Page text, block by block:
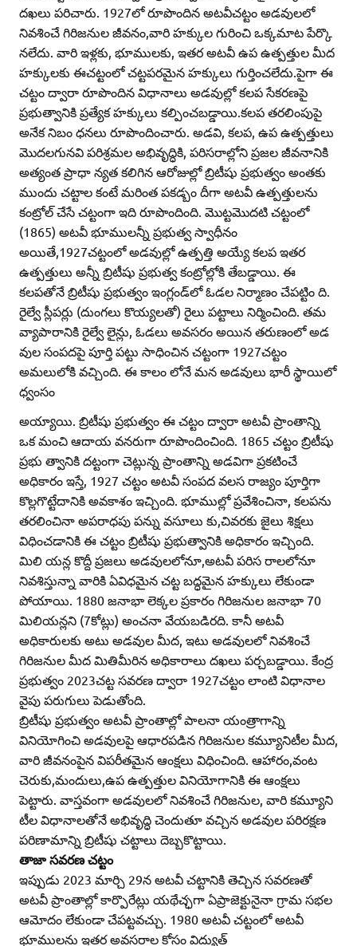
దఖలు పరిచారు. 1927లో రూపొందిన అటవీచట్టం అడవులలో
నివశించే గిరిజనుల జీవనం,వారి హక్కుల గురించి ఒక్కమాట పేర్కొ
నలేదు. వారి ఇళ్లకు, భూములకు, ఇతర అటవీ ఉప ఉత్పత్తుల మీద
హక్కులకు ఈచట్టంలో చట్టపరమైన హక్కులు గుర్తించలేదు.పైగా ఈ
చట్టం ద్వారా రూపొందిన విధానాలు అడవుల్లో కలప సేకరణపై
ప్రభుత్వానికి ప్రత్యేక హక్కులు కల్పించబడ్డాయి.కలప తరలింపుపై
అనేక నిబం ధనలు రూపొందించారు. అడవి, కలప, ఉప ఉత్పత్తులు
మొదలగునవి పరిశ్రమల అభివృద్ధికి, పరిసరాల్లోని ప్రజల జీవనానికి
అత్యంత ప్రాధా న్యత కలిగిన ఆరోజుల్లో బ్రిటీషు ప్రభుత్వం అంతకు
ముందు చట్టాల కంటే మరింత పకడ్బం దీగా అటవీ ఉత్పత్తులను
కంట్రోల్‌ చేసే చట్టంగా ఇది రూపొందింది. మొట్టమొదటి చట్టంలో
(1865) అటవీ భూములన్నీ ప్రభుత్వ స్వాధీనం
అయితే,1927చట్టంలో అడవుల్లో ఉత్పత్తి అయ్యే కలప ఇతర
ఉత్పత్తులు అన్నీ బ్రిటీషు ప్రభుత్వ కంట్రోల్లోకి తేబడ్డాయి. ఈ
కలపతోనే బ్రిటీషు ప్రభుత్వం ఇంగ్లండ్‌లో ఓడల నిర్మాణం చేపట్టిం ది.
రైల్వే స్లీపర్లు (దుంగలు కొయ్యలతో) రైలు పట్టాలు నిర్మించింది. తమ
వ్యాపారానికి రైల్వే లైన్లు, ఓడలు అవసరం అయిన తరుణంలో అడ
వుల సంపదపై పూర్తి పట్టు సాధించిన చట్టంగా 1927చట్టం
అమలులోకి వచ్చింది. ఈ కాలం లోనే మన అడవులు భారీ స్థాయిలో
ధ్వంసం
అయ్యాయి. బ్రిటీషు ప్రభుత్వం ఈ చట్టం ద్వారా అటవీ ప్రాంతాన్ని
ఒక మంచి ఆదాయ వనరుగా రూపొందించింది. 1865 చట్టం బ్రిటీషు
ప్రభు త్వానికి దట్టంగా చెట్లున్న ప్రాంతాన్ని అడవిగా ప్రకటించే
అధికారం ఇస్తే, 1927 చట్టం అటవీ సంపద వలస రాజ్యం పూర్తిగా
కొల్లగొట్టేదానికి అవకాశం ఇచ్చింది. భూముల్లో ప్రవేశించినా, కలపను
తరలించినా అపరాధపు పన్ను వసూలు కు,చివరకు జైలు శిక్షలు
విధించడానికి ఈ చట్టం బ్రిటీషు ప్రభుత్వానికి అధికారం ఇచ్చింది.
మిలి యన్ల కొద్దీ ప్రజలు అడవులలోనూ,అటవీ పరిస రాలలోనూ
నివశిస్తున్నా వారికి ఏవిధమైన చట్ట బద్ధమైన హక్కులు లేకుండా
పోయాయి. 1880 జనాభా లెక్కల ప్రకారం గిరిజనుల జనాభా 70
మిలియన్లని (7కోట్లు) అంచనా వేయబడిరది. కానీ అటవీ
అధికారులకు అటు అడవుల మీద, ఇటు అడవులలో నివశించే
గిరిజనుల మీద మితిమీరిన అధికారాలు దఖలు పర్చబడ్డాయి. కేంద్ర
ప్రభుత్వం 2023చట్ట సవరణ ద్వారా 1927చట్టం లాంటి విధానాల
వైపు పరుగులు పెడుతోంది.
బ్రిటీషు ప్రభుత్వం అటవీ ప్రాంతాల్లో పాలనా యంత్రాగాన్ని
వినియోగించి అడవులపై ఆధారపడిన గిరిజనుల కమ్యూనిటీల మీద,
వారి జీవనంపైన విపరీతమైన ఆంక్షలు విధించింది. ఆహారం,వంట
చెరుకు,మందులు,ఉప ఉత్పత్తుల వినియోగానికి ఈ ఆంక్షలు
పెట్టారు. వాస్తవంగా అడవులలో నివశించే గిరిజనుల, వారి కమ్యూని
టీల విధానాలతోనే అభివృద్ధి చెందుతూ వచ్చిన అడవుల పరిరక్షణ
పరిణామాన్ని బ్రిటీషు చట్టాలు దెబ్బకొట్టాయి.
తాజా సవరణ చట్టం
ఇప్పుడు 2023 మార్చి 29న అటవీ చట్టానికి తెచ్చిన సవరణతో
అటవీ ప్రాంతాల్లో కార్పొరేట్లు యథేచ్ఛగా ఏప్రాజెక్టునైనా గ్రామ సభల
ఆమోదం లేకుండా చేపట్టవచ్చు. 1980 అటవీ చట్టంలో అటవీ
భూములను ఇతర అవసరాల కోసం విద్యుత్‌